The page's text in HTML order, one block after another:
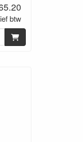
btw